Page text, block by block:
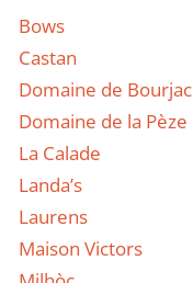
Bows
Castan
Domaine de Bourjac
Domaine de la Pèze
La Calade
Landa’s
Laurens
Maison Victors